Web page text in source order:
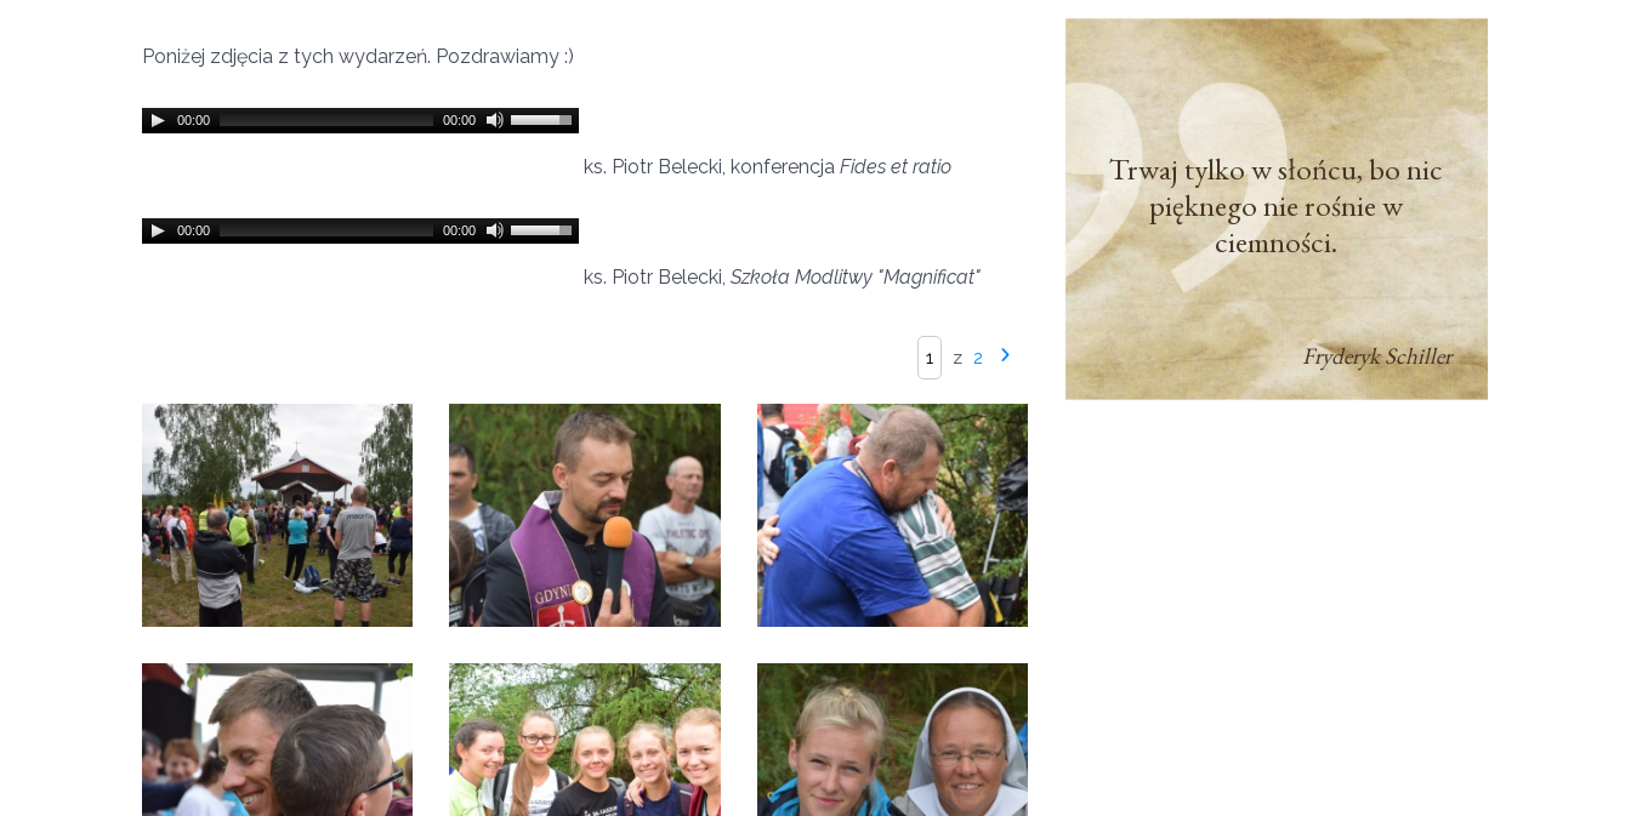
Poniżej zdjęcia z tych wydarzeń. Pozdrawiamy :)
ks. Piotr Belecki, konferencja Fides et ratio
ks. Piotr Belecki, Szkoła Modlitwy "Magnificat"
z 2
Trwaj tylko w słońcu, bo nic
pięknego nie rośnie w
ciemności.
Fryderyk Schiller